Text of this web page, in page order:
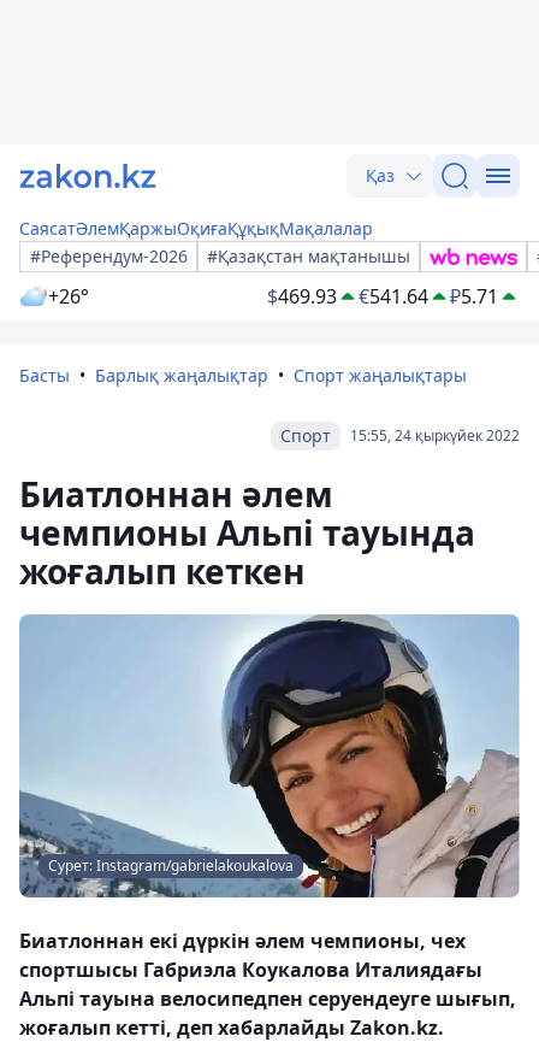
Қаз
СаясатӘлемҚаржыОқиғаҚұқықМақалалар
#Референдум-2026
#Қазақстан мақтанышы
+26° $469.93 €541.64 ₽5.71
Басты Барлық жаңалықтар Спорт жаңалықтары
15:55, 24 қыркүйек 2022
Спорт
Биатлоннан әлем
чемпионы Альпі тауында
жоғалып кеткен
Сурет: Instagram/gabrielakoukalova
Биатлоннан екі дүркін әлем чемпионы, чех
спортшысы Габриэла Коукалова Италиядағы
Альпі тауына велосипедпен серуендеуге шығып,
жоғалып кетті, деп хабарлайды Zakon.kz.